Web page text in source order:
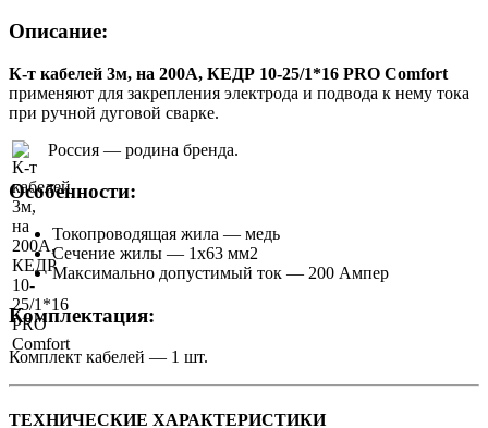
Описание:
К-т кабелей 3м, на 200А, КЕДР 10-25/1*16 PRO Comfort
применяют для закрепления электрода и подвода к нему тока
при ручной дуговой сварке.
Россия — родина бренда.
Особенности:
Токопроводящая жила — медь
Сечение жилы — 1х63 мм2
Максимально допустимый ток — 200 Ампер
Комплектация:
Комплект кабелей — 1 шт.
ТЕХНИЧЕСКИЕ ХАРАКТЕРИСТИКИ